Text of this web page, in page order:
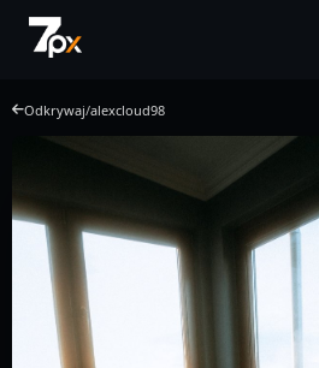
Odkrywaj/alexcloud98